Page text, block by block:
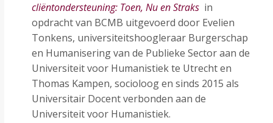
cliëntondersteuning: Toen, Nu en Straks in
opdracht van BCMB uitgevoerd door Evelien
Tonkens, universiteitshoogleraar Burgerschap
en Humanisering van de Publieke Sector aan de
Universiteit voor Humanistiek te Utrecht en
Thomas Kampen, socioloog en sinds 2015 als
Universitair Docent verbonden aan de
Universiteit voor Humanistiek.